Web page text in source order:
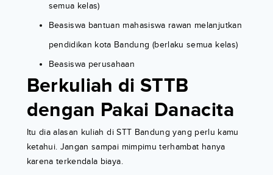
semua kelas)
Beasiswa bantuan mahasiswa rawan melanjutkan
pendidikan kota Bandung (berlaku semua kelas)
Beasiswa perusahaan
Berkuliah di STTB
dengan Pakai Danacita
Itu dia alasan kuliah di STT Bandung yang perlu kamu
ketahui. Jangan sampai mimpimu terhambat hanya
karena terkendala biaya.